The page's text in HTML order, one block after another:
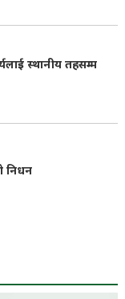
स्थानीय तहसम्म
निधन